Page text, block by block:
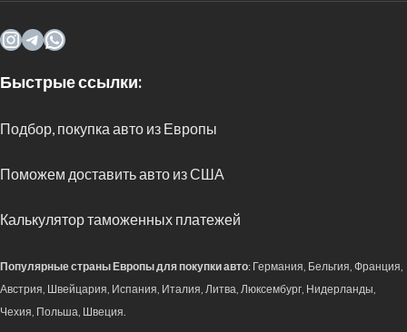
Быстрые ссылки:
Подбор, покупка авто из Европы
Поможем доставить авто из США
Калькулятор таможенных платежей
Популярные страны Европы для покупки авто: Германия, Бельгия, Франция,
Австрия, Швейцария, Испания, Италия, Литва, Люксембург, Нидерланды,
Чехия, Польша, Швеция.